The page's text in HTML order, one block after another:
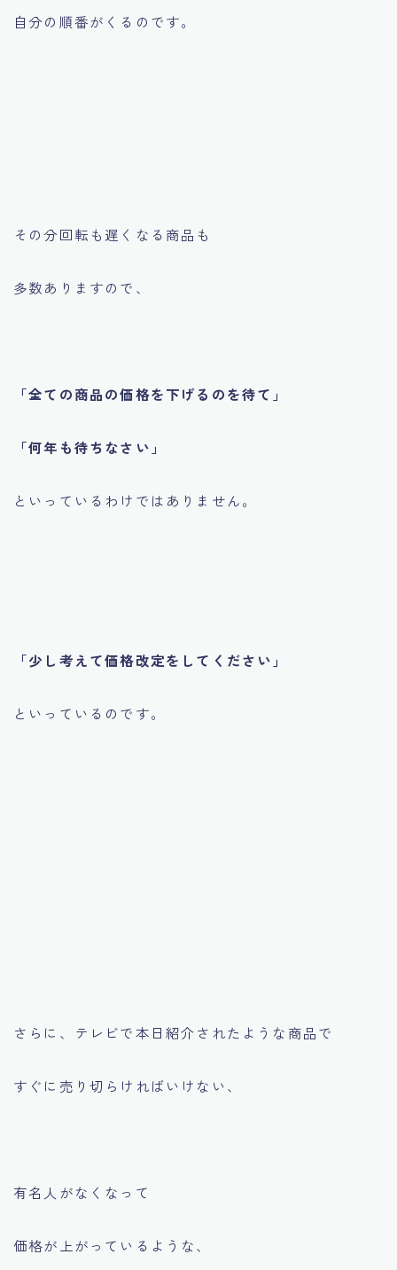
自分の順番がくるのです。
その分回転も遅くなる商品も
多数ありますので、
「全ての商品の価格を下げるのを待て」
「何年も待ちなさい」
といっているわけではありません。
「少し考えて価格改定をしてください」
といっているのです。
さらに、テレビで本日紹介されたような商品で
すぐに売り切らければいけない、
有名人がなくなって
価格が上がっているような、